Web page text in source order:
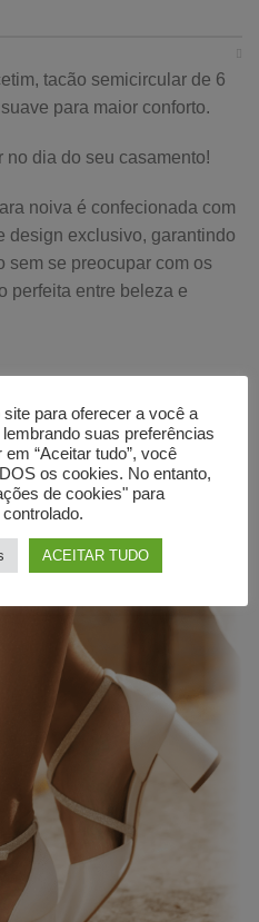
tacão semicircular de 6
para maior conforto.
no dia do seu casamento!
noiva é confecionada com
design exclusivo, garantindo
sem se preocupar com os
perfeita entre beleza e
para oferecer a você a
suas preferências
“Aceitar tudo”, você
os cookies. No entanto,
de cookies" para
ACEITAR TUDO